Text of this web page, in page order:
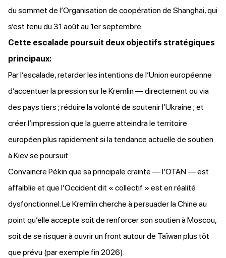
du sommet de l’Organisation de coopération de Shanghai, qui
s’est tenu du 31 août au 1er septembre.
Cette escalade poursuit deux objectifs stratégiques
principaux:
Par l’escalade, retarder les intentions de l’Union européenne
d’accentuer la pression sur le Kremlin — directement ou via
des pays tiers ; réduire la volonté de soutenir l’Ukraine ; et
créer l’impression que la guerre atteindra le territoire
européen plus rapidement si la tendance actuelle de soutien
à Kiev se poursuit.
Convaincre Pékin que sa principale crainte — l’OTAN — est
affaiblie et que l’Occident dit « collectif » est en réalité
dysfonctionnel. Le Kremlin cherche à persuader la Chine au
point qu’elle accepte soit de renforcer son soutien à Moscou,
soit de se risquer à ouvrir un front autour de Taïwan plus tôt
que prévu (par exemple fin 2026).